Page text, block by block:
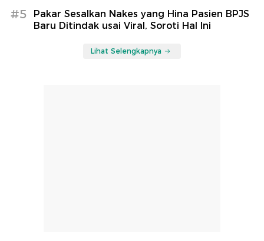
#5
Pakar Sesalkan Nakes yang Hina Pasien BPJS
Baru Ditindak usai Viral, Soroti Hal Ini
Lihat Selengkapnya